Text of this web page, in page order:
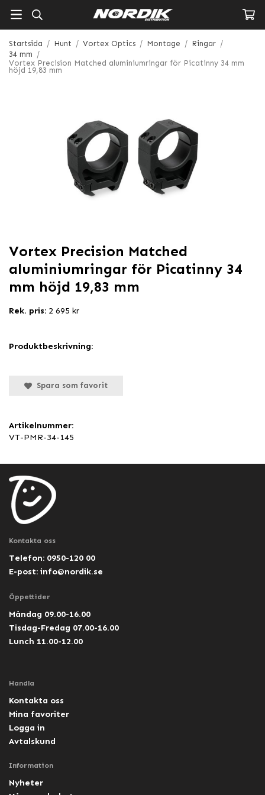
Startsida / Hunt / Vortex Optics / Montage / Ringar /
34 mm /
Vortex Precision Matched aluminiumringar för Picatinny 34 mm
höjd 19,83 mm
Vortex Precision Matched
aluminiumringar för Picatinny 34
mm höjd 19,83 mm
Rek. pris: 2 695 kr
Produktbeskrivning:
Spara som favorit
Artikelnummer:
VT-PMR-34-145
Kontakta oss
Telefon: 0950-120 00
E-post: info@nordik.se
Öppettider
Måndag 09.00-16.00
Tisdag-Fredag 07.00-16.00
Lunch 11.00-12.00
Handla
Kontakta oss
Mina favoriter
Logga in
Avtalskund
Information
Nyheter